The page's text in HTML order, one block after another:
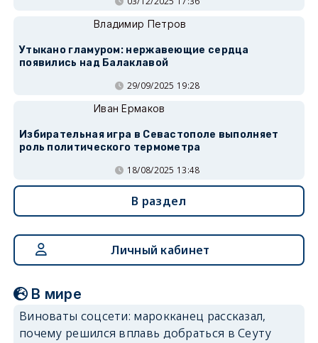
Владимир Петров
Утыкано гламуром: нержавеющие сердца
появились над Балаклавой
29/09/2025 19:28
Иван Ермаков
Избирательная игра в Севастополе выполняет
роль политического термометра
18/08/2025 13:48
В раздел
Личный кабинет
В мире
Виноваты соцсети: марокканец рассказал,
почему решился вплавь добраться в Сеуту